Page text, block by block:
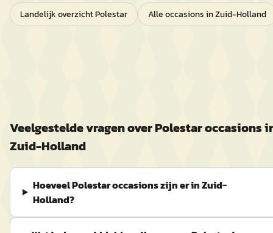
Landelijk overzichtPolestar Alle occasions inZuid-Holland
Veelgestelde vragen overPolestaroccasions
Zuid-Holland
Hoeveel Polestar occasions zijn er in Zuid-
Holland?